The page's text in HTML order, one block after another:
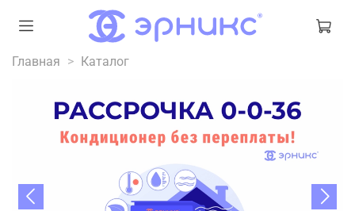
Главная Каталог